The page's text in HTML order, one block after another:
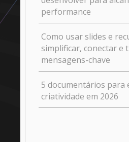
performance
Como usar slides e
simplificar, conectar e
mensagens-chave
5 documentários para
criatividade em 2026